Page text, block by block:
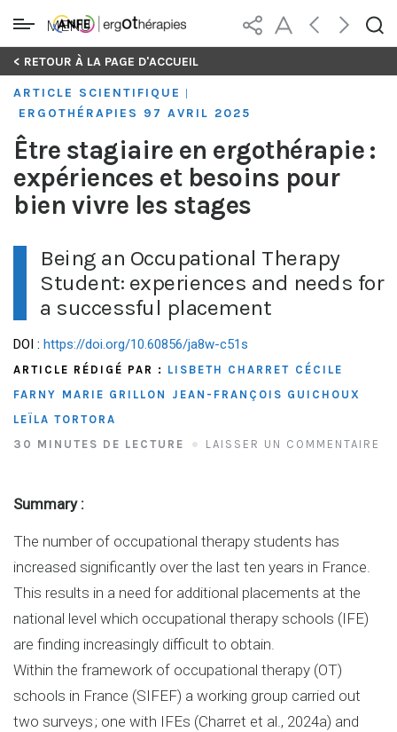
Skip
content
MENU
< RETOUR À LA PAGE D'ACCUEIL
ARTICLE SCIENTIFIQUE
ERGOTHÉRAPIES 97 AVRIL 2025
Être stagiaire en ergothérapie :
expériences et besoins pour
bien vivre les stages
Being an Occupational Therapy
Student: experiences and needs for
a successful placement
DOI : https://doi.org/10.60856/ja8w-c51s
ARTICLE RÉDIGÉ PAR : LISBETH CHARRET CÉCILE
FARNY MARIE GRILLON
JEAN-FRANÇOIS GUICHOUX
LEÏLA TORTORA
30 MINUTES DE LECTURE
LAISSER UN COMMENTAIRE
Summary :
The number of occupational therapy students has
increased significantly over the last ten years in France.
This results in a need for additional placements at the
national level which occupational therapy schools (IFE)
are finding increasingly difficult to obtain.
Within the framework of occupational therapy (OT)
schools in France (SIFEF) a working group carried out
two surveys ; one with IFEs (Charret et al., 2024a) and